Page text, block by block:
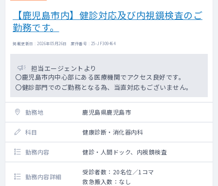
【鹿児島市内】健診対応及び内視鏡検査のご
勤務です。
掲載更新日 : 2026年05月26日 案件番号 : 25-JF309464
担当エージェントより
〇鹿児島市内中心部にある医療機関でアクセス良好です。
〇健診部門でのご勤務となる為、当直対応もございません。
勤務地 鹿児島県鹿児島市
科目 健康診断・消化器内科
勤務内容 健診・人間ドック、内視鏡検査
勤務内容詳細
受診者数：20名位／1コマ
救急搬入数：なし